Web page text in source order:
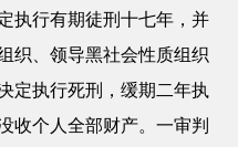
执行有期徒刑十七年，并
织、领导黑社会性质组织
定执行死刑，缓期二年执
收个人全部财产。一审判